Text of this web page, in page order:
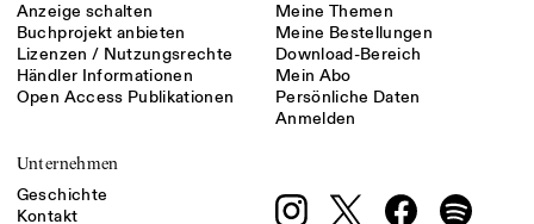
Anzeige schalten
Buchprojekt anbieten
Lizenzen / Nutzungsrechte
Händler Informationen
Open Access Publikationen
Meine Themen
Meine Bestellungen
Download-Bereich
Mein Abo
Persönliche Daten
Anmelden
Unternehmen
Geschichte
Kontakt